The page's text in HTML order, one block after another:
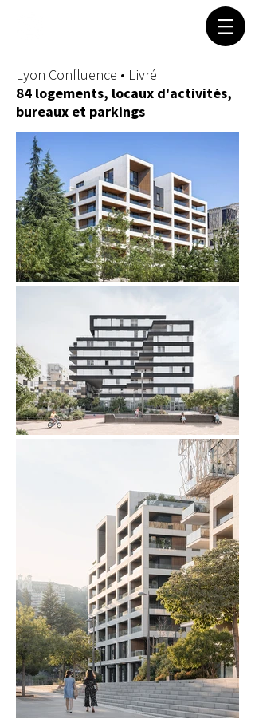
Lyon Confluence • Livré
84 logements, locaux d'activités,
bureaux et parkings